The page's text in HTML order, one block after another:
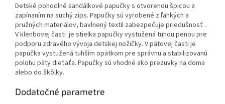
Detské pohodlné sandálkové papučky s otvorenou špicou a
zapínaním na suchý zips. Papučky sú vyrobené z ľahkých a
pružných materiálov, bavlnený textil zabezpečuje priedušnosť .
V klenbovej časti je stielka papučky vystužená tuhou penou pre
podporu zdravého vývoja detskej nožičky. V pätovej časti je
papučka vystužená tuhším opätkom pre správnu a stabilizovanú
polohu päty dieťaťa. Papučky sú vhodné ako prezuvky na doma
alebo do škôlky.
Dodatočné parametre